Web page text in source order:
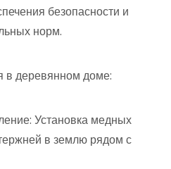
безопасности и
норм.
в деревянном доме:
Установка медных
в землю рядом с